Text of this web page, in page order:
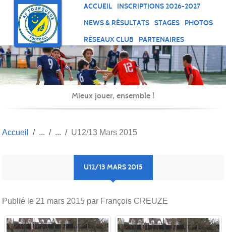
ACCUEIL
INSCRIPTIONS 2026-2027
NEWS & RÉSULTATS
STAGES
PHOTOS
RÉSEAUX CLUB
PARTENAIRES
Mieux jouer, ensemble !
Accueil U12/13 Mars 2015
U12/13 MARS 2015
Publié le 21 mars 2015 par François CREUZE
Panneau de gestion des cookies